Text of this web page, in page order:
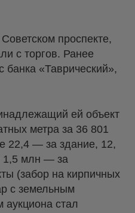
проспекте,
с торгов. Ранее
«Таврический»,
ей объект
метра за 36 801
22,4 — за здание, 12,
1,5 млн — за
(забор на кирпичных
с земельным
аукциона стал